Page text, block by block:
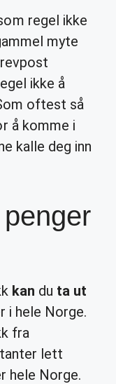
regel ikke
myte
ikke å
oftest så
å komme i
kalle deg inn
kan du ta ut
i hele Norge.
fra
lett
hele Norge.